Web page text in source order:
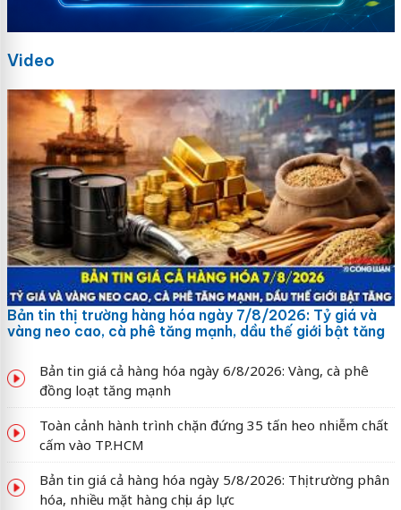
Video
Bản tin thị trường hàng hóa ngày 7/8/2026: Tỷ giá và
vàng neo cao, cà phê tăng mạnh, dầu thế giới bật tăng
Bản tin giá cả hàng hóa ngày 6/8/2026: Vàng, cà phê
đồng loạt tăng mạnh
Toàn cảnh hành trình chặn đứng 35 tấn heo nhiễm chất
cấm vào TP.HCM
Bản tin giá cả hàng hóa ngày 5/8/2026: Thị trường phân
hóa, nhiều mặt hàng chịu áp lực